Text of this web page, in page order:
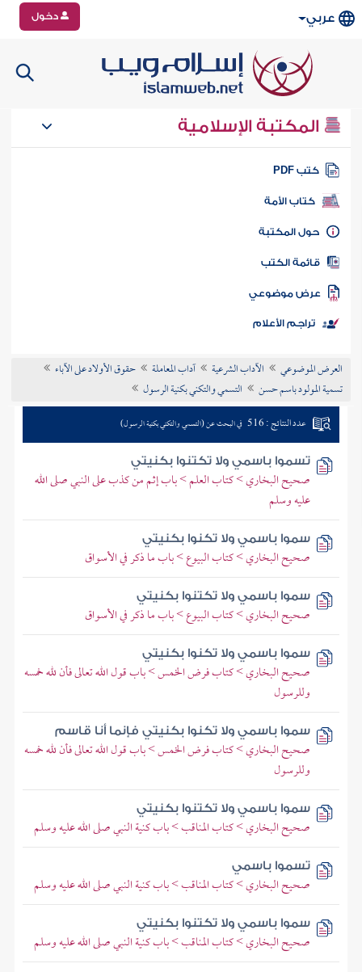
عربي دخول
المكتبة الإسلامية
كتب PDF
كتاب الأمة
المكتبة
الكتب
موضوعي
تراجم الأعلام
العرض الموضوعي الآداب الشرعية آداب المعاملة
حقوق الأولاد على الآباء
تسمية المولود باسم حسن
التسمي والتكني بكنية الرسول
عدد النتائج : 516 في البحث عن (التسمي والتكني بكنية الرسول)
تسموا باسمي ولا تكتنوا بكنيتي
صحيح البخاري > كتاب العلم > باب إثم من كذب على النبي صلى الله
عليه وسلم
سموا باسمي ولا تكنوا بكنيتي
صحيح البخاري > كتاب البيوع > باب ما ذكر في الأسواق
سموا باسمي ولا تكتنوا بكنيتي
صحيح البخاري > كتاب البيوع > باب ما ذكر في الأسواق
سموا باسمي ولا تكنوا بكنيتي
صحيح البخاري > كتاب فرض الخمس > باب قول الله تعالى فأن لله خمسه
وللرسول
سموا باسمي ولا تكنوا بكنيتي فإنما أنا قاسم
صحيح البخاري > كتاب فرض الخمس > باب قول الله تعالى فأن لله خمسه
وللرسول
سموا باسمي ولا تكتنوا بكنيتي
صحيح البخاري > كتاب المناقب > باب كنية النبي صلى الله عليه وسلم
تسموا باسمي
صحيح البخاري > كتاب المناقب > باب كنية النبي صلى الله عليه وسلم
سموا باسمي ولا تكتنوا بكنيتي
صحيح البخاري > كتاب المناقب > باب كنية النبي صلى الله عليه وسلم